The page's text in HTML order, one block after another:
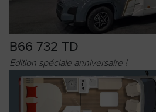
B66 732 TD
Edition spéciale anniversaire !